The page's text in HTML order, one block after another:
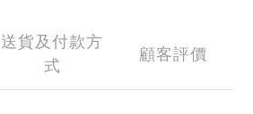
送貨及付款方
式
顧客評價